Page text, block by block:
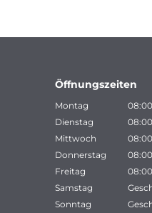
Öffnungszeiten
Montag
Dienstag
Mittwoch
Donnerstag
Freitag
Samstag
Sonntag